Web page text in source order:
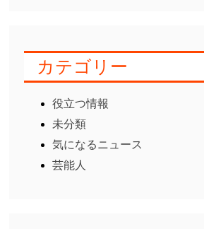
カテゴリー
役立つ情報
未分類
気になるニュース
芸能人